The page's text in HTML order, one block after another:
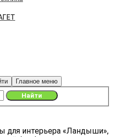
Главное меню
для интерьера «Ландыши»,